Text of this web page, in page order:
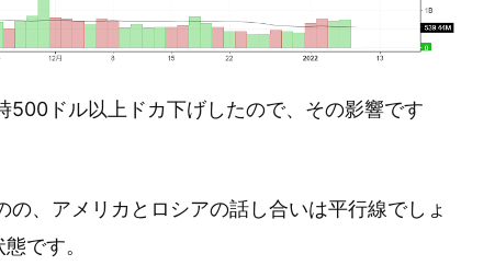
500ドル以上ドカ下げしたので、その影響です
、アメリカとロシアの話し合いは平行線でしょ
です。